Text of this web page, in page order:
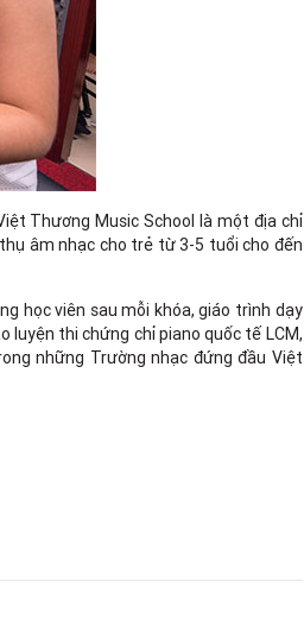
Thương Music School là một địa chỉ
âm nhạc cho trẻ từ 3-5 tuổi cho đến
học viên sau mỗi khóa, giáo trình dạy
thi chứng chỉ piano quốc tế LCM,
những Trường nhạc đứng đầu Việt